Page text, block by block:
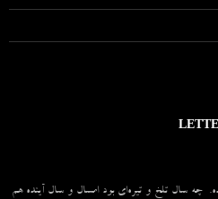
چه سال تلخ و تیره‌ای بود امسال و سال آینده هم